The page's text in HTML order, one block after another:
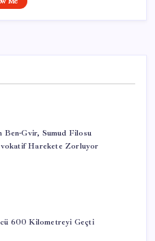
Ben-Gvir, Sumud Filosu
Harekete Zorluyor
600 Kilometreyi Geçti